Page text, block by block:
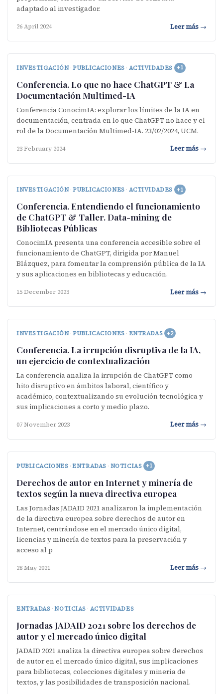
adaptado al investigador.
26 April 2024 Leer más →
INVESTIGACIÓN · PUBLICACIONES · ACTIVIDADES +1
Conferencia. Lo que no hace ChatGPT & La
Documentación Multimed-IA
Conferencia ConocimIA: explorar los límites de la IA en
documentación, centrada en lo que ChatGPT no hace y el
rol de la Documentación Multimed-IA. 23/02/2024, UCM.
23 February 2024 Leer más →
INVESTIGACIÓN · PUBLICACIONES · ACTIVIDADES +1
Conferencia. Entendiendo el funcionamiento
de ChatGPT & Taller. Data-mining de
Bibliotecas Públicas
ConocimIA presenta una conferencia accesible sobre el
funcionamiento de ChatGPT, dirigida por Manuel
Blázquez, para fomentar la comprensión pública de la IA
y sus aplicaciones en bibliotecas y educación.
15 December 2023 Leer más →
INVESTIGACIÓN · PUBLICACIONES · ENTRADAS +2
Conferencia. La irrupción disruptiva de la IA,
un ejercicio de contextualización
La conferencia analiza la irrupción de ChatGPT como
hito disruptivo en ámbitos laboral, científico y
académico, contextualizando su evolución tecnológica y
sus implicaciones a corto y medio plazo.
07 November 2023 Leer más →
PUBLICACIONES · ENTRADAS · NOTICIAS +1
Derechos de autor en Internet y minería de
textos según la nueva directiva europea
Las Jornadas JADAID 2021 analizaron la implementación
de la directiva europea sobre derechos de autor en
Internet, centrándose en el mercado único digital,
licencias y minería de textos para la preservación y
acceso al p
28 May 2021 Leer más →
ENTRADAS · NOTICIAS · ACTIVIDADES
Jornadas JADAID 2021 sobre los derechos de
autor y el mercado único digital
JADAID 2021 analiza la directiva europea sobre derechos
de autor en el mercado único digital, sus implicaciones
para bibliotecas, colecciones digitales y minería de
textos, y las posibilidades de transposición nacional.